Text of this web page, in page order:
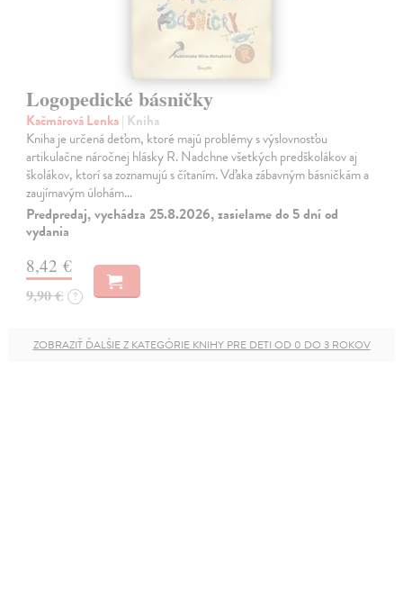
Logopedické básničky
Kačmárová Lenka| Kniha
Kniha je určená deťom, ktoré majú problémy s výslovnosťou
artikulačne náročnej hlásky R. Nadchne všetkých predškolákov aj
školákov, ktorí sa zoznamujú s čítaním. Vďaka zábavným básničkám a
zaujímavým úlohám…
Predpredaj, vychádza 25.8.2026, zasielame do 5 dní od
vydania
8,42 €
9,90 € ?
ZOBRAZIŤ ĎALŠIE Z KATEGÓRIE KNIHY PRE DETI OD 0 DO 3 ROKOV